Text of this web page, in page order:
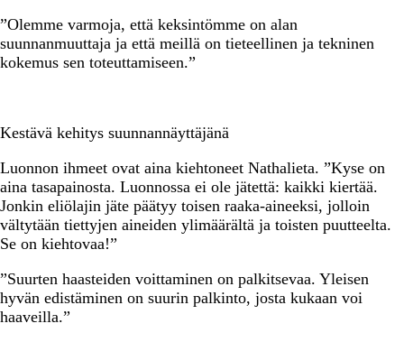
”Olemme varmoja, että keksintömme on alan
suunnanmuuttaja ja että meillä on tieteellinen ja tekninen
kokemus sen toteuttamiseen.”
Kestävä kehitys suunnannäyttäjänä
Luonnon ihmeet ovat aina kiehtoneet Nathalieta. ”Kyse on
aina tasapainosta. Luonnossa ei ole jätettä: kaikki kiertää.
Jonkin eliölajin jäte päätyy toisen raaka-aineeksi, jolloin
vältytään tiettyjen aineiden ylimäärältä ja toisten puutteelta.
Se on kiehtovaa!”
”Suurten haasteiden voittaminen on palkitsevaa. Yleisen
hyvän edistäminen on suurin palkinto, josta kukaan voi
haaveilla.”